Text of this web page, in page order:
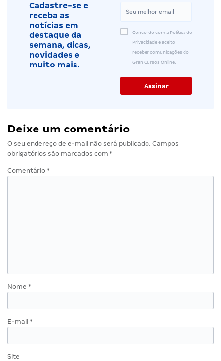
Cadastre-se e
receba as
notícias em
destaque da
semana, dicas,
novidades e
muito mais.
Concordo com a Política de
Privacidade e aceito
receber comunicações do
Gran Cursos Online.
Deixe um comentário
O seu endereço de e-mail não será publicado. Campos
obrigatórios são marcados com *
Comentário *
Nome *
E-mail *
Site